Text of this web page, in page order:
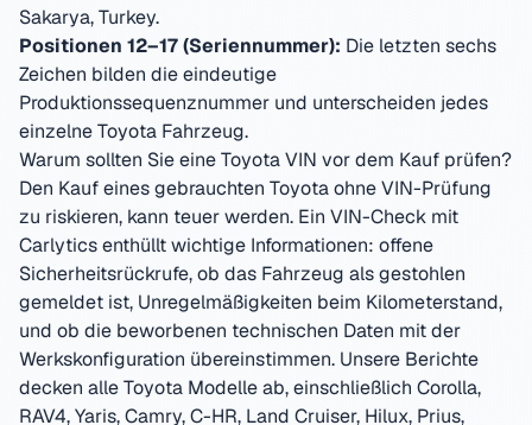
Sakarya, Turkey.
Positionen 12–17 (Seriennummer): Die letzten sechs
Zeichen bilden die eindeutige
Produktionssequenznummer und unterscheiden jedes
einzelneToyota Fahrzeug.
Warum sollten Sie eineToyotaVIN vor dem Kauf prüfen?
Den Kauf eines gebrauchten Toyotaohne VIN-Prüfung
zu riskieren, kann teuer werden. Ein VIN-Check mit
Carlytics enthüllt wichtige Informationen: offene
Sicherheitsrückrufe, ob das Fahrzeug als gestohlen
gemeldet ist, Unregelmäßigkeiten beim Kilometerstand,
und ob die beworbenen technischen Daten mit der
Werkskonfiguration übereinstimmen. Unsere Berichte
decken alleToyota Modelle ab, einschließlich Corolla,
RAV4, Yaris, Camry, C-HR, Land Cruiser, Hilux, Prius,